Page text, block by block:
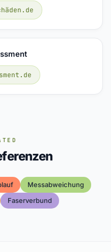
Messabweichung
Faserverbund